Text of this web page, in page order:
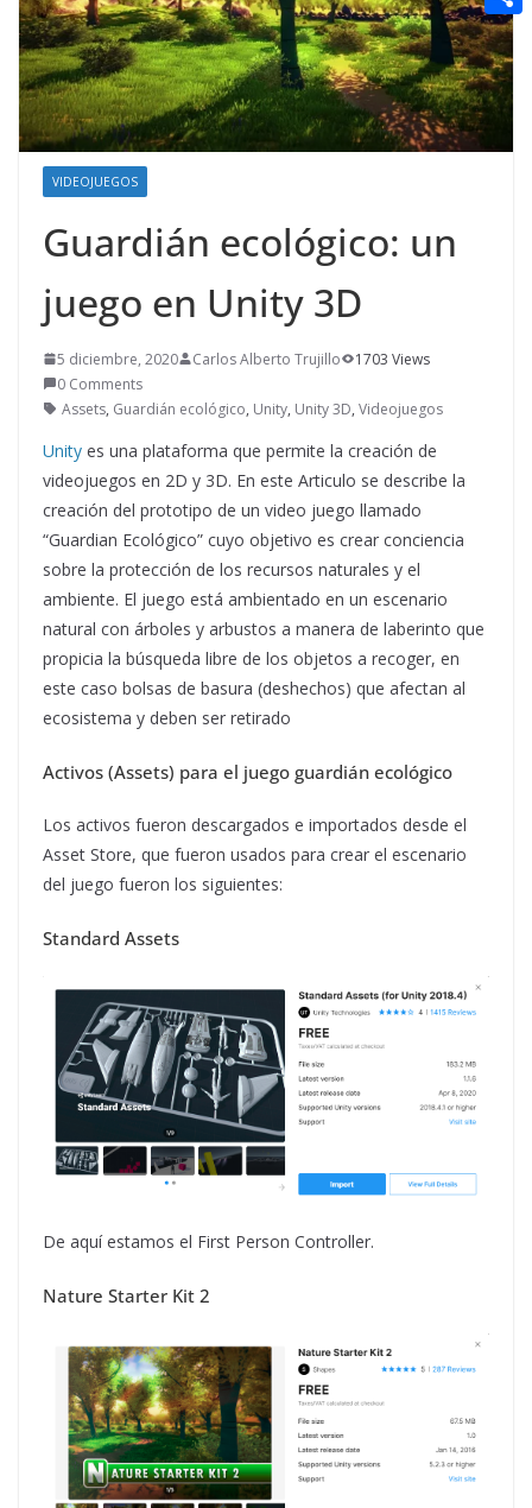
VIDEOJUEGOS
Guardián ecológico: un
juego en Unity 3D
5 diciembre, 2020 Carlos Alberto Trujillo
1703 Views
0 Comments
Assets, Guardián ecológico, Unity, Unity 3D, Videojuegos
Unity es una plataforma que permite la creación de
videojuegos en 2D y 3D. En este Articulo se describe la
creación del prototipo de un video juego llamado
“Guardian Ecológico” cuyo objetivo es crear conciencia
sobre la protección de los recursos naturales y el
ambiente. El juego está ambientado en un escenario
natural con árboles y arbustos a manera de laberinto que
propicia la búsqueda libre de los objetos a recoger, en
este caso bolsas de basura (deshechos) que afectan al
ecosistema y deben ser retirado
Activos (Assets) para el juego guardián ecológico
Los activos fueron descargados e importados desde el
Asset Store, que fueron usados para crear el escenario
del juego fueron los siguientes:
Standard Assets
De aquí estamos el First Person Controller.
Nature Starter Kit 2
n
g
e
r
e
r
e
r
s
a
i
l
e
d
d
C
o
m
p